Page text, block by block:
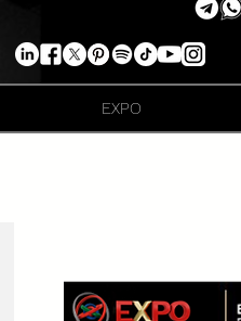
EXPO